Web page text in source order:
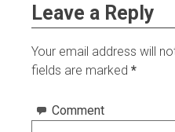
Leave a Reply
Your email address will
fields are marked *
Comment